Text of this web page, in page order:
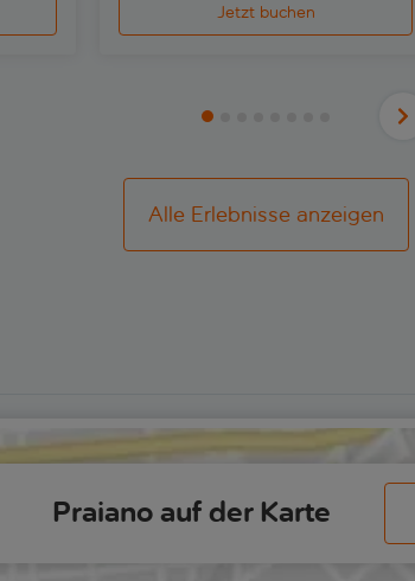
Jetzt buchen
Alle Erlebnisse anzeigen
Praiano auf der Karte